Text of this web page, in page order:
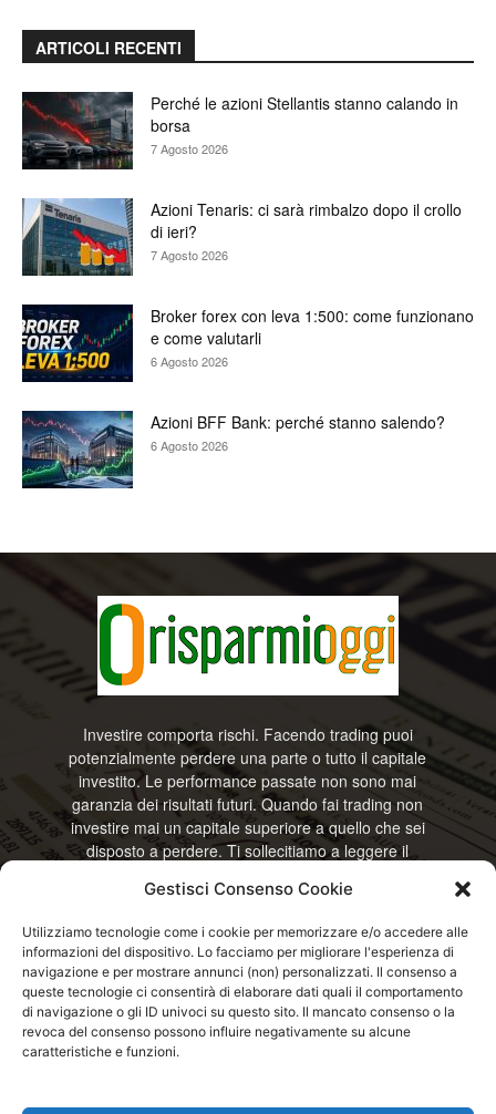
Gestisci Consenso Cookie
Utilizziamo tecnologie come i cookie per memorizzare e/o accedere alle
informazioni del dispositivo. Lo facciamo per migliorare l'esperienza di
navigazione e per mostrare annunci (non) personalizzati. Il consenso a
queste tecnologie ci consentirà di elaborare dati quali il comportamento
di navigazione o gli ID univoci su questo sito. Il mancato consenso o la
revoca del consenso possono influire negativamente su alcune
caratteristiche e funzioni.
ARTICOLI RECENTI
Perché le azioni Stellantis stanno calando in
borsa
7 Agosto 2026
Azioni Tenaris: ci sarà rimbalzo dopo il crollo
di ieri?
7 Agosto 2026
Broker forex con leva 1:500: come funzionano
e come valutarli
6 Agosto 2026
Azioni BFF Bank: perché stanno salendo?
6 Agosto 2026
Investire comporta rischi. Facendo trading puoi
potenzialmente perdere una parte o tutto il capitale
investito. Le performance passate non sono mai
garanzia dei risultati futuri. Quando fai trading non
investire mai un capitale superiore a quello che sei
disposto a perdere. Ti sollecitiamo a leggere il
RisparmiOggi non offre alcun genere di consulenza
e non si assume la responsabilità sull’utilizzo delle
informazioni riportate. Continuando ad accedere o
a usare questo sito o ogni servizio disponibile
questo sito, dichiari di accettare termini e condizioni
previste. © RisparmiOggi
Contattaci: